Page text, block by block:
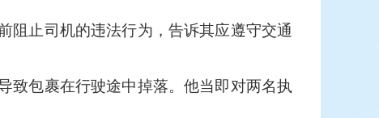
阻止司机的违法行为，告诉其应遵守交通
致包裹在行驶途中掉落。他当即对两名执